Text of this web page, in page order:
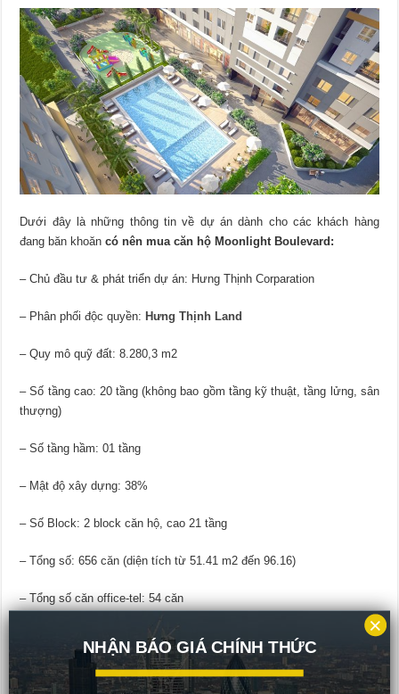
Dưới đây là những thông tin về dự án dành cho các khách hàng
đang băn khoăn có nên mua căn hộ Moonlight Boulevard:
– Chủ đầu tư & phát triển dự án: Hưng Thịnh Corparation
– Phân phối độc quyền: Hưng Thịnh Land
– Quy mô quỹ đất: 8.280,3 m2
– Số tầng cao: 20 tầng (không bao gồm tầng kỹ thuật, tầng lửng, sân
thượng)
– Số tầng hầm: 01 tầng
– Mật độ xây dựng: 38%
– Số Block: 2 block căn hộ, cao 21 tầng
– Tổng số: 656 căn (diện tích từ 51.41 m2 đến 96.16)
– Tổng số căn office-tel: 54 căn
– Tiện ích nội khu: hồi bơi, spa, gym, 2 tầng thương mại
– Pháp lý: hoàn thiện
NHẬN BÁO GIÁ CHÍNH THỨC
×